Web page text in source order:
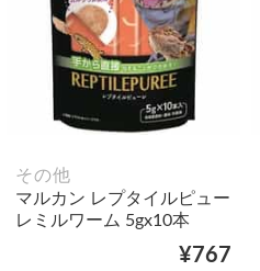
その他
マルカン レプタイルピュー
レミルワーム 5gx10本
¥767